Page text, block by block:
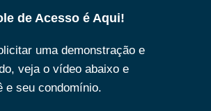
de Acesso é Aqui!
uma demonstração e
veja o vídeo abaixo e
e seu condomínio.